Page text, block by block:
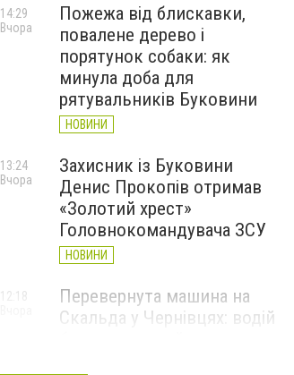
Пожежа від блискавки,
повалене дерево і
порятунок собаки: як
минула доба для
рятувальників Буковини
НОВИНИ
14:29
Вчора
Захисник із Буковини
Денис Прокопів отримав
«Золотий хрест»
Головнокомандувача ЗСУ
НОВИНИ
13:24
Вчора
Перевернута машина на
Скальда у Чернівцях: водій
12:18